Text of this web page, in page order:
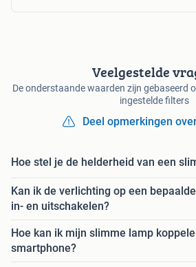
Veelgestelde
De onderstaande waarden zijn gebaseerd
ingestelde filters
Deel opmerkingen
Hoe stel je de helderheid van een
Kan ik de verlichting op een
in- en uitschakelen?
Hoe kan ik mijn slimme lamp
smartphone?